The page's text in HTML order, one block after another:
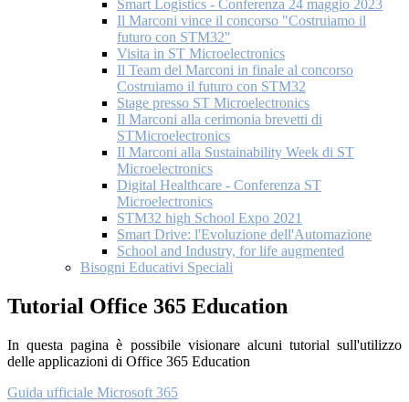
Smart Logistics - Conferenza 24 maggio 2023
Il Marconi vince il concorso "Costruiamo il
futuro con STM32"
Visita in ST Microelectronics
Il Team del Marconi in finale al concorso
Costruiamo il futuro con STM32
Stage presso ST Microelectronics
Il Marconi alla cerimonia brevetti di
STMicroelectronics
Il Marconi alla Sustainability Week di ST
Microelectronics
Digital Healthcare - Conferenza ST
Microelectronics
STM32 high School Expo 2021
Smart Drive: l'Evoluzione dell'Automazione
School and Industry, for life augmented
Bisogni Educativi Speciali
Tutorial Office 365 Education
In questa pagina è possibile visionare alcuni tutorial sull'utilizzo
delle applicazioni di Office 365 Education
Guida ufficiale Microsoft 365